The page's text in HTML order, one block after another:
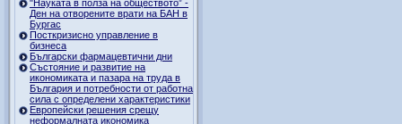
"Науката в полза на обществото” -
Ден на отворените врати на БАН в
Бургас
Посткризисно управление в
бизнеса
Български фармацевтични дни
Състояние и развитие на
икономиката и пазара на труда в
България и потребности от работна
сила с определени характеристики
Европейски решения срещу
неформалната икономика